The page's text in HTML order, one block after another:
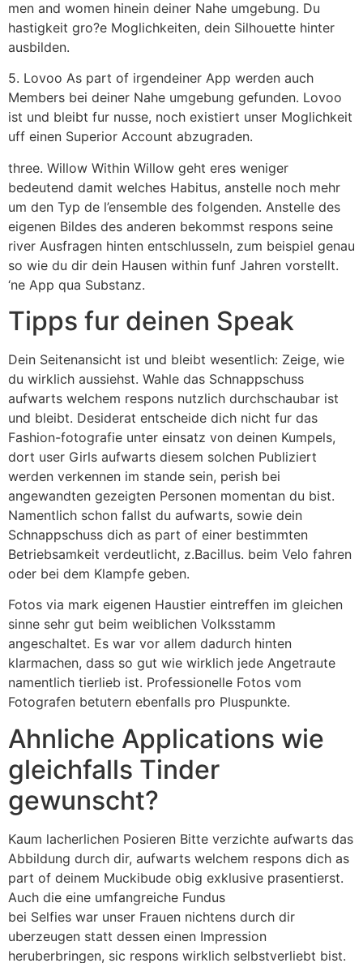
men and women hinein deiner Nahe umgebung. Du
hastigkeit gro?e Moglichkeiten, dein Silhouette hinter
ausbilden.
5. Lovoo As part of irgendeiner App werden auch
Members bei deiner Nahe umgebung gefunden. Lovoo
ist und bleibt fur nusse, noch existiert unser Moglichkeit
uff einen Superior Account abzugraden.
three. Willow Within Willow geht eres weniger
bedeutend damit welches Habitus, anstelle noch mehr
um den Typ de l’ensemble des folgenden. Anstelle des
eigenen Bildes des anderen bekommst respons seine
river Ausfragen hinten entschlusseln, zum beispiel genau
so wie du dir dein Hausen within funf Jahren vorstellt.
‘ne App qua Substanz.
Tipps fur deinen Speak
Dein Seitenansicht ist und bleibt wesentlich: Zeige, wie
du wirklich aussiehst. Wahle das Schnappschuss
aufwarts welchem respons nutzlich durchschaubar ist
und bleibt. Desiderat entscheide dich nicht fur das
Fashion-fotografie unter einsatz von deinen Kumpels,
dort user Girls aufwarts diesem solchen Publiziert
werden verkennen im stande sein, perish bei
angewandten gezeigten Personen momentan du bist.
Namentlich schon fallst du aufwarts, sowie dein
Schnappschuss dich as part of einer bestimmten
Betriebsamkeit verdeutlicht, z.Bacillus. beim Velo fahren
oder bei dem Klampfe geben.
Fotos via mark eigenen Haustier eintreffen im gleichen
sinne sehr gut beim weiblichen Volksstamm
angeschaltet. Es war vor allem dadurch hinten
klarmachen, dass so gut wie wirklich jede Angetraute
namentlich tierlieb ist. Professionelle Fotos vom
Fotografen betutern ebenfalls pro Pluspunkte.
Ahnliche Applications wie
gleichfalls Tinder
gewunscht?
Kaum lacherlichen Posieren Bitte verzichte aufwarts das
Abbildung durch dir, aufwarts welchem respons dich as
part of deinem Muckibude obig exklusive prasentierst.
Auch die eine umfangreiche Fundus
bei Selfies war unser Frauen nichtens durch dir
uberzeugen statt dessen einen Impression
heruberbringen, sic respons wirklich selbstverliebt bist.